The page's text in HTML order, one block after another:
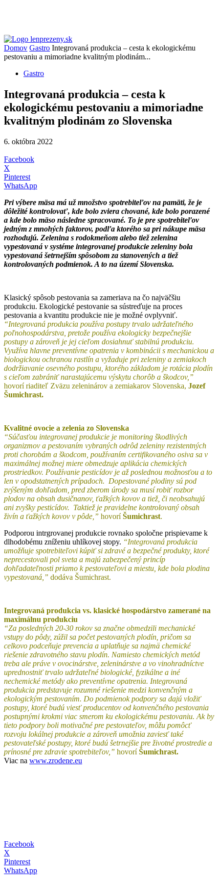
Domov Gastro Integrovaná produkcia – cesta k ekologickému
pestovaniu a mimoriadne kvalitným plodinám...
Gastro
Integrovaná produkcia – cesta k
ekologickému pestovaniu a mimoriadne
kvalitným plodinám zo Slovenska
6. októbra 2022
Facebook
X
Pinterest
WhatsApp
Pri výbere mäsa má už množstvo spotrebiteľov na pamäti, že je
dôležité kontrolovať, kde bolo zviera chované, kde bolo porazené
a kde bolo mäso následne spracované. To je pre spotrebiteľov
jedným z mnohých faktorov, podľa ktorého sa pri nákupe mäsa
rozhodujú. Zelenina s rodokmeňom alebo tiež zelenina
vypestovaná v systéme integrovanej produkcie zeleniny bola
vypestovaná šetrnejším spôsobom za stanovených a tiež
kontrolovaných podmienok. A to na území Slovenska.
Klasický spôsob pestovania sa zameriava na čo najväčšiu
produkciu. Ekologické pestovanie sa sústreďuje na proces
pestovania a kvantitu produkcie nie je možné ovplyvniť.
“Integrovaná produkcia používa postupy trvalo udržateľného
poľnohospodárstva, pretože používa ekologicky bezpečnejšie
postupy a zároveň je jej cieľom dosiahnuť stabilnú produkciu.
Využíva hlavne preventívne opatrenia v kombinácii s mechanickou a
biologickou ochranou rastlín a vyžaduje pri zeleniny a zemiakoch
dodržiavanie osevného postupu, ktorého základom je rotácia plodín
s cieľom zabrániť narastajúcemu výskytu chorôb a škodcov,”
hovorí riaditeľ Zväzu zeleninárov a zemiakarov Slovenska, Jozef
Šumichrast.
Kvalitné ovocie a zelenia zo Slovenska
“Súčasťou integrovanej produkcie je monitoring škodlivých
organizmov a pestovaním vybraných odrôd zeleniny rezistentných
proti chorobám a škodcom, používaním certifikovaného osiva sa v
maximálnej možnej miere obmedzuje aplikácia chemických
prostriedkov. Používanie pesticídov je až poslednou možnosťou a to
len v opodstatnených prípadoch. Dopestované plodiny sú pod
zvýšeným dohľadom, pred zberom úrody sa musí robiť rozbor
plodov na obsah dusičnanov, ťažkých kovov a tiež, či neobsahujú
ani zvyšky pesticídov. Taktiež je pravidelne kontrolovaný obsah
živín a ťažkých kovov v pôde,” hovoríŠumichrast.
Podporou intrgrovanej produkcie rovnako spoločne prispievame k
dlhodobému zníženiu uhlíkovej stopy. “Integrovaná produkcia
umožňuje spotrebiteľovi kúpiť si zdravé a bezpečné produkty, ktoré
neprecestovali pol sveta a majú zabezpečený princíp
dohľadateľnosti priamo k pestovateľovi a miestu, kde bola plodina
vypestovaná,” dodáva Šumichrast.
Integrovaná produkcia vs. klasické hospodárstvo zamerané na
maximálnu produkciu
“Za posledných 20-30 rokov sa značne obmedzili mechanické
vstupy do pôdy, zúžil sa počet pestovaných plodín, pričom sa
celkovo podceňuje prevencia a uplatňuje sa najmä chemické
riešenie zdravotného stavu plodín. Namiesto chemických metód
treba ale práve v ovocinárstve, zeleninárstve a vo vinohradníctve
uprednostniť trvalo udržateľné biologické, fyzikálne a iné
nechemické metódy ako preventívne opatrenia. Integrovaná
produkcia predstavuje rozumné riešenie medzi konvenčným a
ekologickým pestovaním. Do podmienok podpory sa dajú vložiť
postupy, ktoré budú viesť producentov od konvenčného pestovania
postupnými krokmi viac smerom ku ekologickému pestovaniu. Ak by
tieto podpory boli motivačné pre pestovateľov, môžu pomôcť
rozvoju lokálnej produkcie a zároveň umožnia zaviesť také
pestovateľské postupy, ktoré budú šetrnejšie pre životné prostredie a
prínosné pre zdravie spotrebiteľov,” hovoríŠumichrast.
Viac na www.zrodene.eu
Facebook
X
Pinterest
WhatsApp